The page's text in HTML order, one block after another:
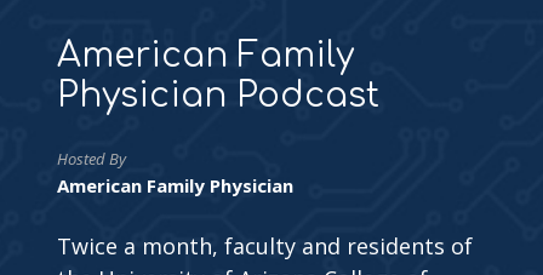
American Family
Physician Podcast
Hosted By
American Family Physician
Twice a month, faculty and residents of